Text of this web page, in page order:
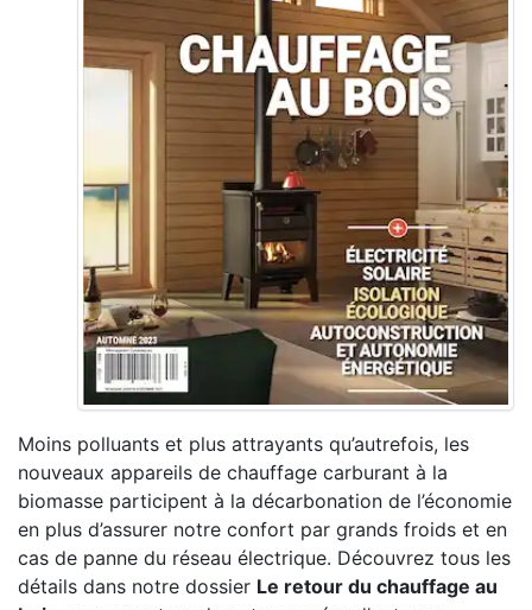
Moins polluants et plus attrayants qu’autrefois, les
nouveaux appareils de chauffage carburant à la
biomasse participent à la décarbonation de l’économie
en plus d’assurer notre confort par grands froids et en
cas de panne du réseau électrique. Découvrez tous les
détails dans notre dossier Le retour du chauffage au